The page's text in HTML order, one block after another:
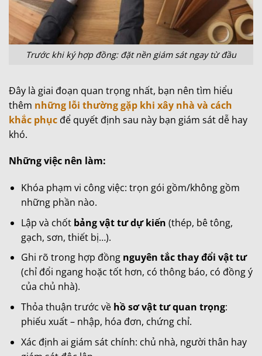
Trước khi ký hợp đồng: đặt nền giám sát ngay từ đầu
Đây là giai đoạn quan trọng nhất, bạn nên tìm hiểu
thêm những lỗi thường gặp khi xây nhà và cách
khắc phục để quyết định sau này bạn giám sát dễ hay
khó.
Những việc nên làm:
Khóa phạm vi công việc: trọn gói gồm/không gồm
những phần nào.
Lập và chốt bảng vật tư dự kiến (thép, bê tông,
gạch, sơn, thiết bị…).
Ghi rõ trong hợp đồng nguyên tắc thay đổi vật tư
(chỉ đổi ngang hoặc tốt hơn, có thông báo, có đồng ý
của chủ nhà).
Thỏa thuận trước về hồ sơ vật tư quan trọng:
phiếu xuất – nhập, hóa đơn, chứng chỉ.
Xác định ai giám sát chính: chủ nhà, người thân hay